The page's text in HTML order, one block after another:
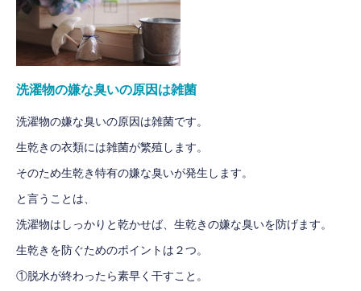
洗濯物の嫌な臭いの原因は雑菌
洗濯物の嫌な臭いの原因は雑菌です。
生乾きの衣類には雑菌が繁殖します。
そのため生乾き特有の嫌な臭いが発生します。
と言うことは、
洗濯物はしっかりと乾かせば、生乾きの嫌な臭いを防げます。
生乾きを防ぐためのポイントは２つ。
①脱水が終わったら素早く干すこと。